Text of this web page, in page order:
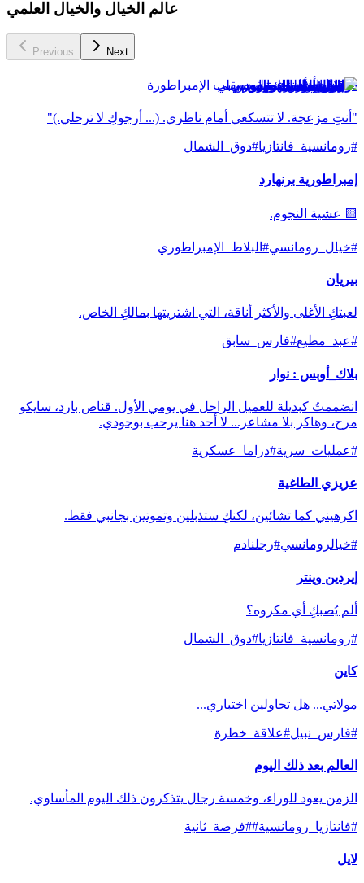
عالم الخيال والخيال العلمي
Previous Next
دوق الشمال مهووس بي
"أنتِ مزعجة. لا تتسكعي أمام ناظري. (... أرجوكِ لا ترحلي.)"
#رومانسية_فانتازيا#دوق_الشمال
إمبراطورية برنهارد
🟨 عشية النجوم.
#خيال_رومانسي# البلاط_الإمبراطوري
بيريان
لعبتكِ الأغلى والأكثر أناقة، التي اشتريتها بمالكِ الخاص.
#عبد_مطيع#فارس_سابق
بلاك_أوبس : نوار
انضممتُ كبديلة للعميل الراحل في يومي الأول. قناص بارد، سايكو
مرح، وهاكر بلا مشاعر... لا أحد هنا يرحب بوجودي.
#عمليات_سرية#دراما_عسكرية
عزيزي الطاغية
اكرهيني كما تشائين، لكنكِ ستذبلين وتموتين بجانبي فقط.
#خيالرومانسي#رجلنادم
إيردين وينتر
ألم يُصبكِ أي مكروه؟
#رومانسية_فانتازيا#دوق_الشمال
كاين
مولاتي... هل تحاولين اختباري...
#فارس_نبيل#علاقة_خطرة
العالم بعد ذلك اليوم
الزمن يعود للوراء، وخمسة رجال يتذكرون ذلك اليوم المأساوي.
#فانتازيا_رومانسية##فرصة_ثانية
لايل